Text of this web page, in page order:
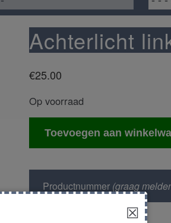
Achterlicht
€25.00
Op voorraad
Achterlicht
Toevoegen aan
Productnummer (graag
☒